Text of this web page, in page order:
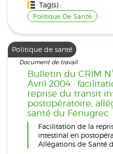
Tag(s) :
Politique De Santé
Politique de santé
Document de travail
Bulletin du CRIM
Avril 2004 :
reprise du transit
postopératoire;
santé du Fénugrec
Facilitation de la
intestinal en
Allégations de Santé